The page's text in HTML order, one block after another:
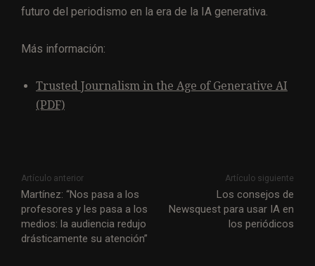
futuro del periodismo en la era de la IA generativa.
Más información:
Trusted Journalism in the Age of Generative AI
(PDF)
Artículo anterior
Martínez: “Nos pasa a los
profesores y les pasa a los
medios: la audiencia redujo
drásticamente su atención”
Artículo siguiente
Los consejos de
Newsquest para usar IA en
los periódicos